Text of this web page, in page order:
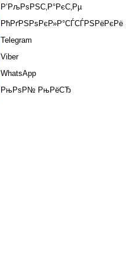
Р’РљРѕРЅС‚Р°РєС‚Рµ
РћРґРЅРѕРєР»Р°СЃСЃРЅРёРєРё
Telegram
Viber
WhatsApp
РњРѕР№ РњРёСЂ